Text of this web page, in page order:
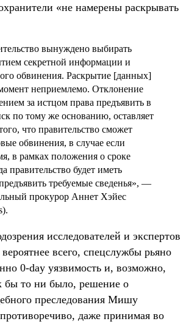
«не намерены раскрывать
вынуждено выбирать
секретной информации и
обвинения. Раскрытие [данных]
неприемлемо. Отклонение
за истцом права предъявить в
по тому же основанию, оставляет
что правительство сможет
обвинения, в случае если
в рамках положения о сроке
правительство будет иметь
требуемые сведенья», —
прокурор Аннет Хэйес
исследователей и экспертов
всего, спецслужбы рьяно
0-day уязвимость и, возможно,
бы то ни было, решение о
преследования Мишу
даже принимая во